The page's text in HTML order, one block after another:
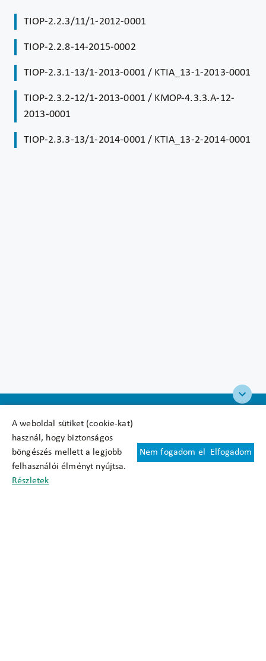
A weboldal sütiket (cookie-kat)
használ, hogy biztonságos
böngészés mellett a legjobb
felhasználói élményt nyújtsa.
Részletek
Nem fogadom el Elfogadom
TIOP-2.2.3/11/1-2012-0001
TIOP-2.2.8-14-2015-0002
TIOP-2.3.1-13/1-2013-0001 / KTIA_13-1-2013-0001
TIOP-2.3.2-12/1-2013-0001 / KMOP-4.3.3.A-12-
2013-0001
TIOP-2.3.3-13/1-2014-0001 / KTIA_13-2-2014-0001
Felhasználási feltételek